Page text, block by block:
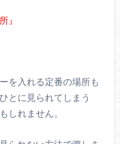
』
を入れる定番の場所も
とに見られてしまう
しれません。